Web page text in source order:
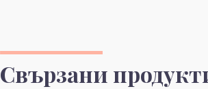
Свързани